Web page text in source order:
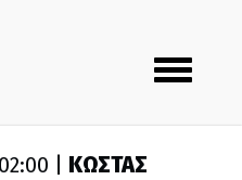
Toggle
navigation
| ΚΩΣΤΑΣ